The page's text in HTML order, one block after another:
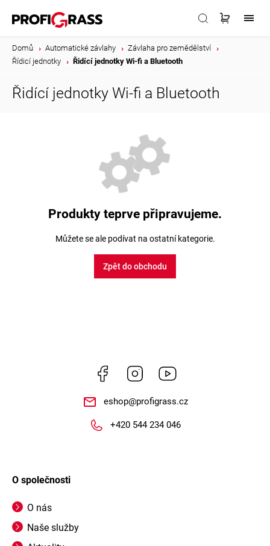
Domů Automatické závlahy Závlaha pro zemědělství
Řídicí jednotky
Řidící jednotky Wi-fi a Bluetooth
Řidící jednotky Wi-fi a Bluetooth
Produkty teprve připravujeme.
Můžete se ale podívat na ostatní kategorie.
Zpět do obchodu
Facebook Instagram
eshop@profigrass.cz
+420 544 234 046
O společnosti
O nás
Naše služby